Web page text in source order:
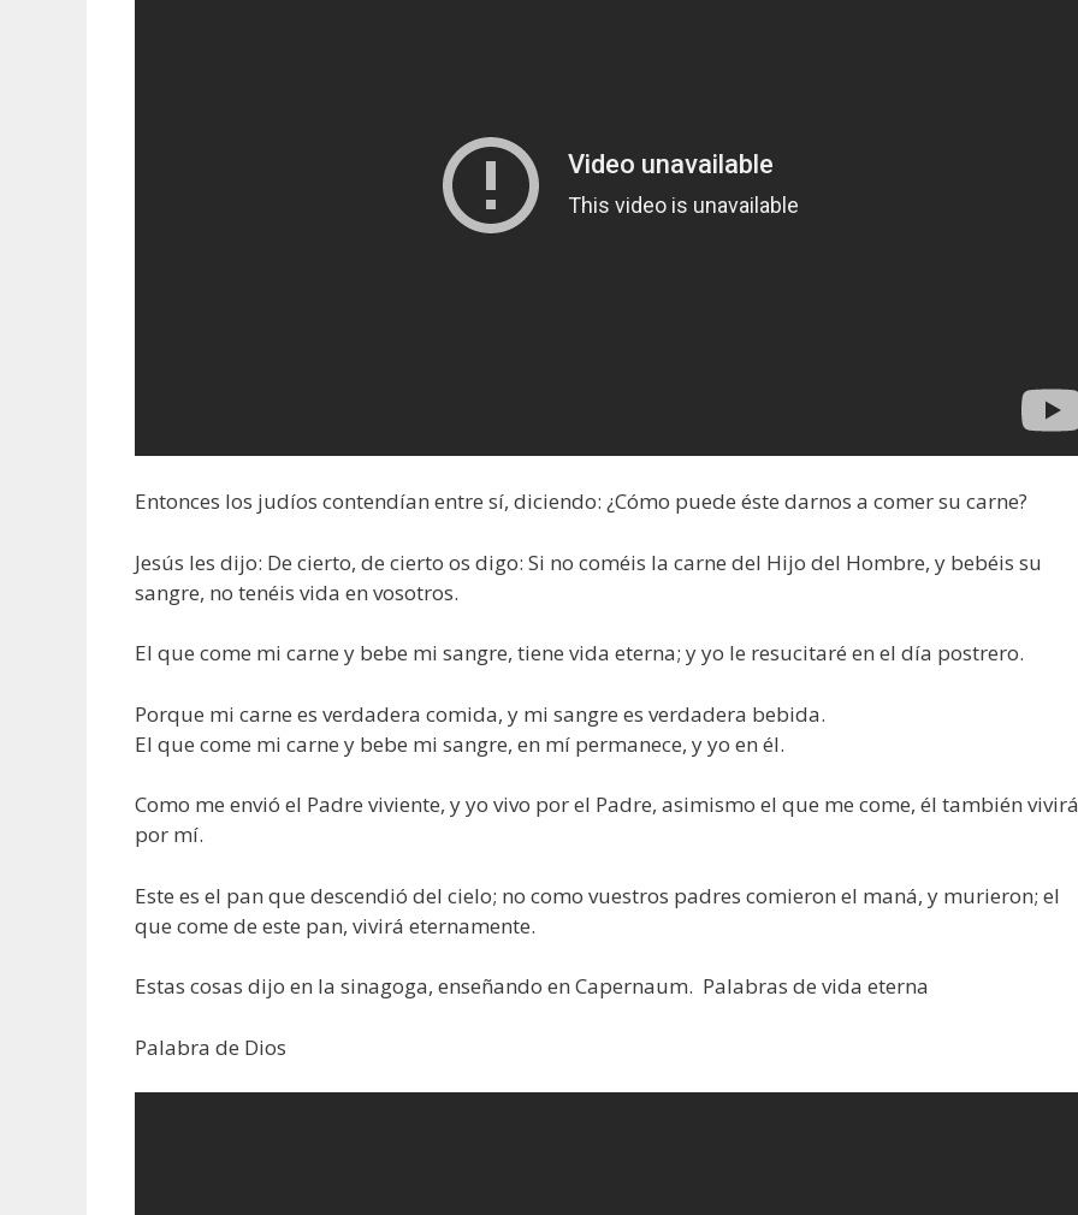
Entonces los judíos contendían entre sí, diciendo: ¿Cómo puede éste darnos a comer su carne?
Jesús les dijo: De cierto, de cierto os digo: Si no coméis la carne del Hijo del Hombre, y bebéis su
sangre, no tenéis vida en vosotros.
El que come mi carne y bebe mi sangre, tiene vida eterna; y yo le resucitaré en el día postrero.
Porque mi carne es verdadera comida, y mi sangre es verdadera bebida.
El que come mi carne y bebe mi sangre, en mí permanece, y yo en él.
Como me envió el Padre viviente, y yo vivo por el Padre, asimismo el que me come, él también vivirá
por mí.
Este es el pan que descendió del cielo; no como vuestros padres comieron el maná, y murieron; el
que come de este pan, vivirá eternamente.
Estas cosas dijo en la sinagoga, enseñando en Capernaum. Palabras de vida eterna
Palabra de Dios